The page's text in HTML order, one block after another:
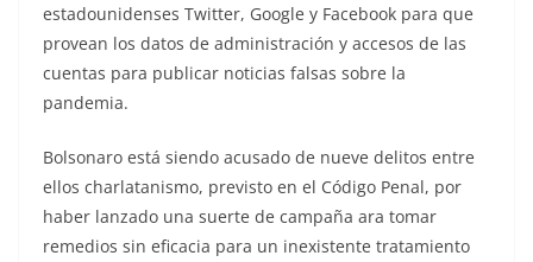
estadounidenses Twitter, Google y Facebook para que
provean los datos de administración y accesos de las
cuentas para publicar noticias falsas sobre la
pandemia.
Bolsonaro está siendo acusado de nueve delitos entre
ellos charlatanismo, previsto en el Código Penal, por
haber lanzado una suerte de campaña ara tomar
remedios sin eficacia para un inexistente tratamiento